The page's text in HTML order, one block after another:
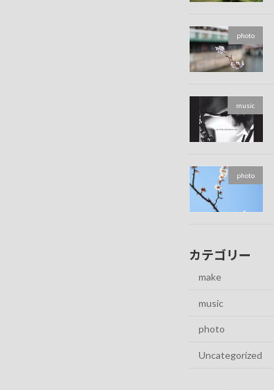
photo
music
photo
カテゴリー
make
music
photo
Uncategorized